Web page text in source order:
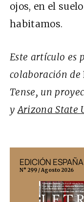
ojos, en el
habitamos.
Este artículo es
colaboración de
Tense, un
yArizona State
EDICIÓN ESPAÑA
N° 299 / Agosto 2026